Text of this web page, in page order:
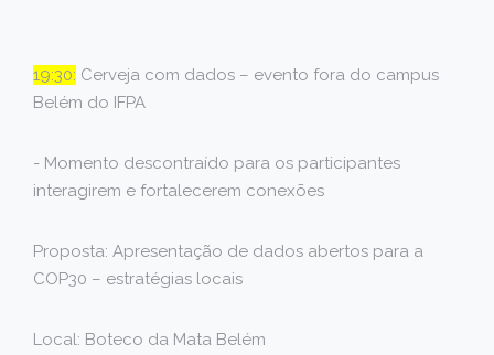
19:30: Cerveja com dados – evento fora do campus
Belém do IFPA
- Momento descontraído para os participantes
interagirem e fortalecerem conexões
Proposta: Apresentação de dados abertos para a
COP30 – estratégias locais
Local: Boteco da Mata Belém